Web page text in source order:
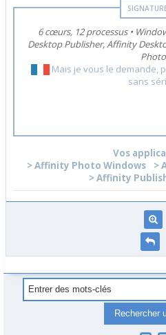
6 cœurs, 12 processus•
Desktop Publisher, Affinity
Mais je vous le demande,
sans
Vos
> Affinity Photo Windows
>
> Affinity